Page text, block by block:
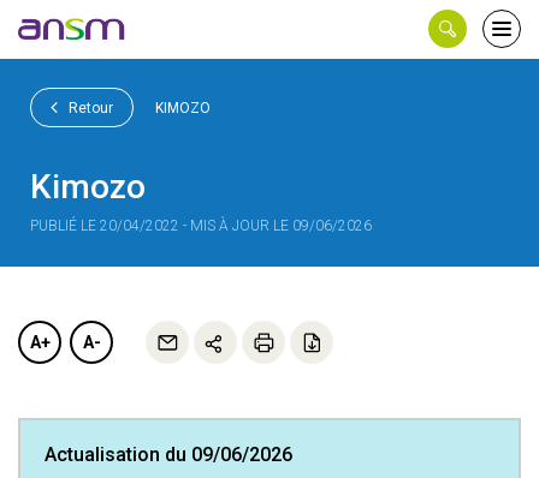
le
Retour KIMOZO
Kimozo
PUBLIÉ LE 20/04/2022 - MIS À JOUR LE 09/06/2026
A+ A-
Actualisation du 09/06/2026